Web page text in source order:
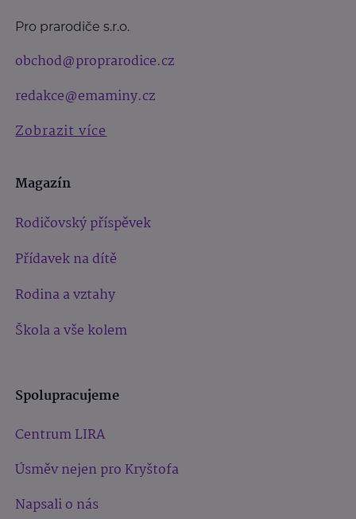
Pro prarodiče s.r.o.
obchod@proprarodice.cz
redakce@emaminy.cz
Zobrazit více
Magazín
Rodičovský příspěvek
Přídavek na dítě
Rodina a vztahy
Škola a vše kolem
Spolupracujeme
Centrum LIRA
Úsměv nejen pro Kryštofa
Napsali o nás